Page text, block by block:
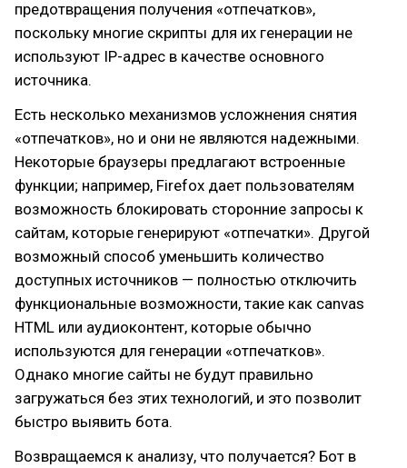
предотвращения получения «отпечатков»,
поскольку многие скрипты для их генерации не
используют IP-адрес в качестве основного
источника.
Есть несколько механизмов усложнения снятия
«отпечатков», но и они не являются надежными.
Некоторые браузеры предлагают встроенные
функции; например, Firefox дает пользователям
возможность блокировать сторонние запросы к
сайтам, которые генерируют «отпечатки». Другой
возможный способ уменьшить количество
доступных источников — полностью отключить
функциональные возможности, такие как canvas
HTML или аудиоконтент, которые обычно
используются для генерации «отпечатков».
Однако многие сайты не будут правильно
загружаться без этих технологий, и это позволит
быстро выявить бота.
Возвращаемся к анализу, что получается? Бот в